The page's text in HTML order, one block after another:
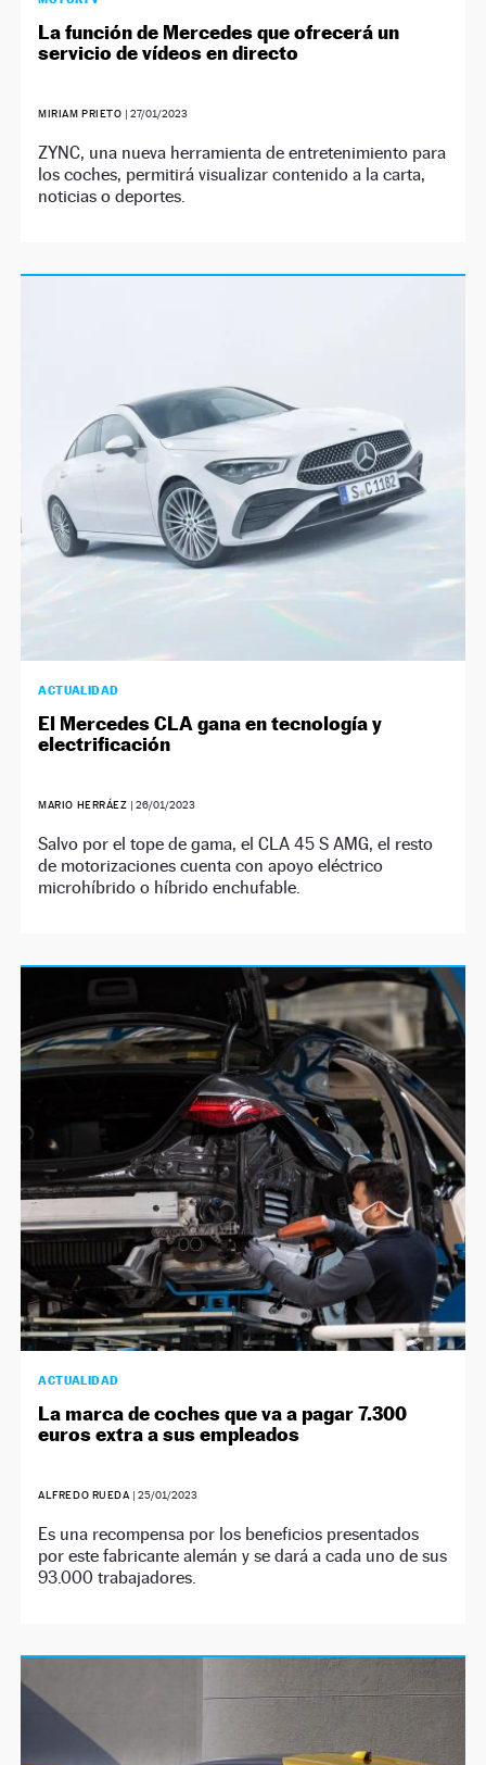
La función de Mercedes que ofrecerá un
servicio de vídeos en directo
MIRIAM PRIETO |27/01/2023
ZYNC, una nueva herramienta de entretenimiento para
los coches, permitirá visualizar contenido a la carta,
noticias o deportes.
ACTUALIDAD
El Mercedes CLA gana en tecnología y
electrificación
MARIO HERRÁEZ |26/01/2023
Salvo por el tope de gama, el CLA 45 S AMG, el resto
de motorizaciones cuenta con apoyo eléctrico
microhíbrido o híbrido enchufable.
ACTUALIDAD
La marca de coches que va a pagar 7.300
euros extra a sus empleados
ALFREDO RUEDA |25/01/2023
Es una recompensa por los beneficios presentados
por este fabricante alemán y se dará a cada uno de sus
93.000 trabajadores.